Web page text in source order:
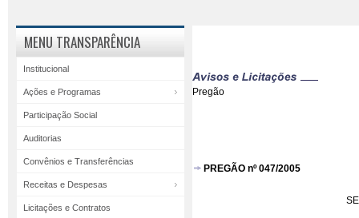
MENU TRANSPARÊNCIA
Institucional
Ações e Programas
Participação Social
Auditorias
Convênios e Transferências
Receitas e Despesas
Licitações e Contratos
Pregão
PREGÃO nº 047/2005